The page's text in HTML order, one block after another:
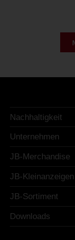
Nachhaltigkeit
Unternehmen
JB-Merchandise
JB-Kleinanzeigen
JB-Sortiment
Downloads